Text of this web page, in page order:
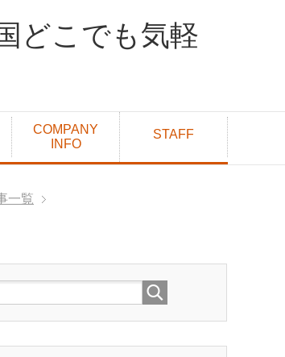
どこでも気軽
COMPANY
INFO
STAFF
一覧